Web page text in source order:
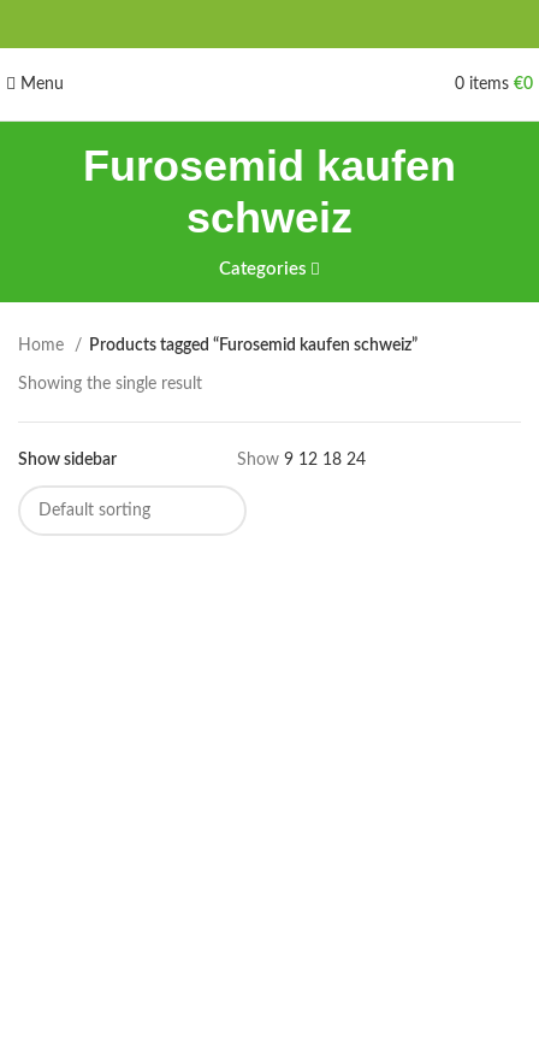
Menu 0 items €0
Furosemid kaufen
schweiz
Categories
Home Products tagged “Furosemid kaufen schweiz”
Showing the single result
Show sidebar Show 9 12 18 24